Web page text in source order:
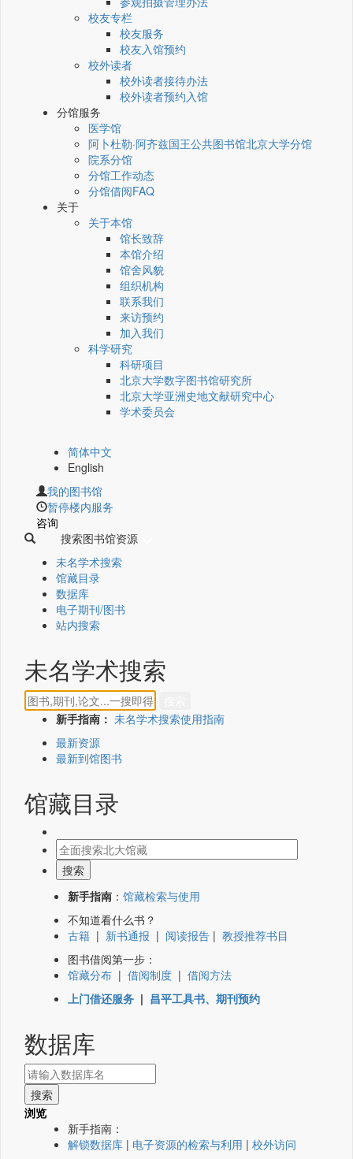
校友专栏
校友服务
校友入馆预约
校外读者
校外读者接待办法
校外读者预约入馆
分馆服务
医学馆
阿卜杜勒·阿齐兹国王公共图书馆北京大学分馆
院系分馆
分馆工作动态
分馆借阅FAQ
关于
关于本馆
馆长致辞
本馆介绍
馆舍风貌
组织机构
联系我们
来访预约
加入我们
科学研究
科研项目
北京大学数字图书馆研究所
北京大学亚洲史地文献研究中心
学术委员会
简体中文
English
我的图书馆
暂停楼内服务
咨询
搜索图书馆资源
未名学术搜索
馆藏目录
数据库
电子期刊/图书
站内搜索
未名学术搜索
新手指南： 未名学术搜索使用指南
最新资源
最新到馆图书
馆藏目录
新手指南 ： 馆藏检索与使用
不知道看什么书？
古籍 | 新书通报 | 阅读报告 | 教授推荐书目
图书借阅第一步：
馆藏分布 | 借阅制度 | 借阅方法
上门借还服务 | 昌平工具书、期刊预约
数据库
浏览
新手指南：
解锁数据库 | 电子资源的检索与利用 | 校外访问